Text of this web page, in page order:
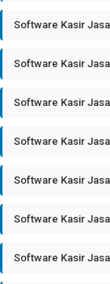
Software Kasir
Software Kasir
Software Kasir
Software Kasir
Software Kasir
Software Kasir
Software Kasir